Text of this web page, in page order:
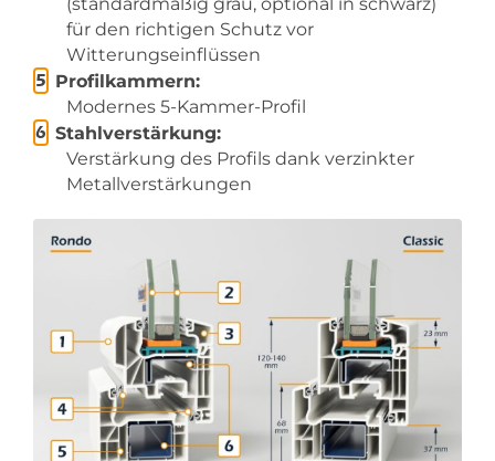
für den richtigen Schutz vor
Witterungseinflüssen
Profilkammern:
Modernes 5-Kammer-Profil
Stahlverstärkung:
Verstärkung des Profils dank verzinkter
Metallverstärkungen